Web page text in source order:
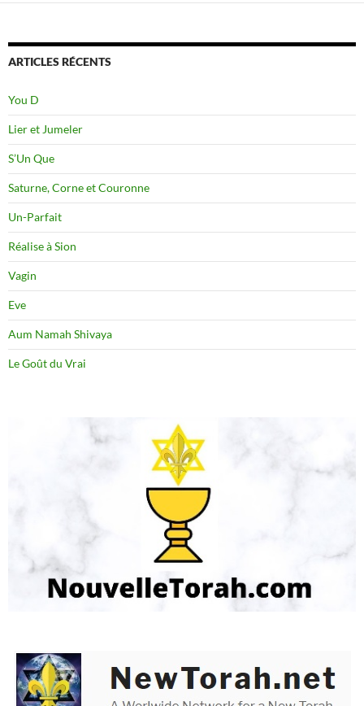
ARTICLES RÉCENTS
You D
Lier et Jumeler
S’Un Que
Saturne, Corne et Couronne
Un-Parfait
Réalise à Sion
Vagin
Eve
Aum Namah Shivaya
Le Goût du Vrai